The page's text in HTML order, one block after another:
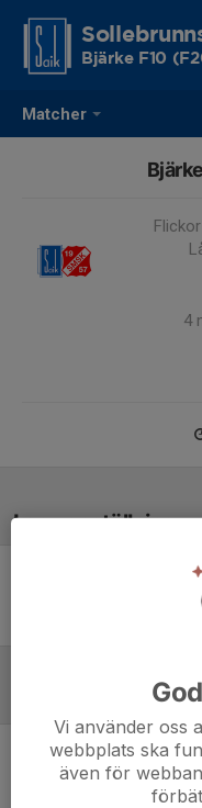
Matcher
Bjärke F10
4
Laguppställning
Vi använder oss
webbplats ska
även för